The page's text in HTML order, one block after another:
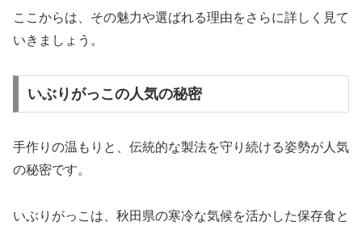
ここからは、その魅力や選ばれる理由をさらに詳しく見て
いきましょう。
いぶりがっこの人気の秘密
手作りの温もりと、伝統的な製法を守り続ける姿勢が人気
の秘密です。
いぶりがっこは、秋田県の寒冷な気候を活かした保存食と